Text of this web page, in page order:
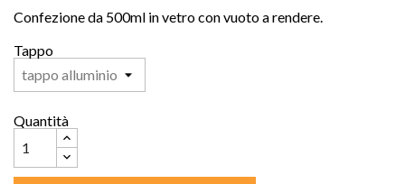
Confezione da 500ml in vetro con vuoto a rendere.
Tappo
Quantità